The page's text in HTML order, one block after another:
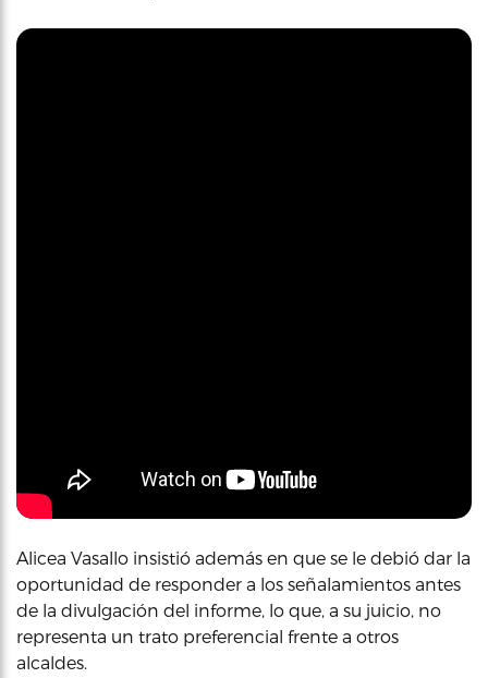
Alicea Vasallo insistió además en que se le debió dar la
oportunidad de responder a los señalamientos antes
de la divulgación del informe, lo que, a su juicio, no
representa un trato preferencial frente a otros
alcaldes.